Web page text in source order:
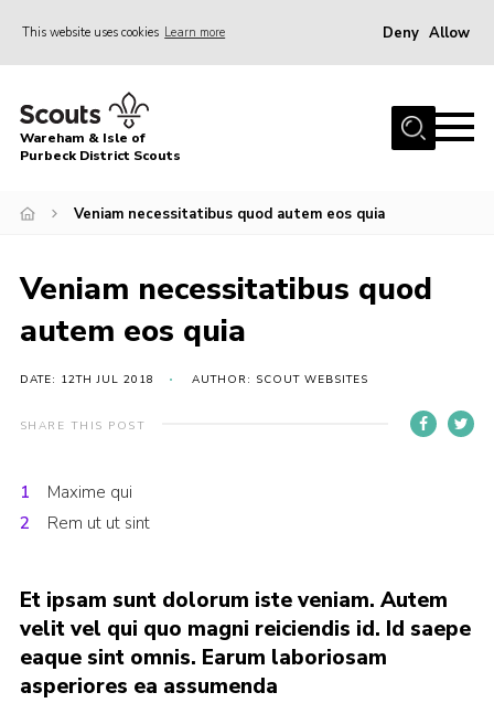
This website uses cookies Learn more Deny Allow
Home
About Us
News
Events
Contact
Yellow card
Bowling Green Wood Campsite
Cookies
Join
Wareham & Isle of
Purbeck District Scouts
Veniam necessitatibus quod autem eos quia
Veniam necessitatibus quod
autem eos quia
DATE: 12TH JUL 2018 AUTHOR: SCOUT WEBSITES
SHARE THIS POST
Maxime qui
Rem ut ut sint
Et ipsam sunt dolorum iste veniam. Autem
velit vel qui quo magni reiciendis id. Id saepe
eaque sint omnis. Earum laboriosam
asperiores ea assumenda